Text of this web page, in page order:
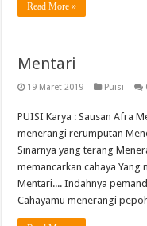
Read More »
Mentari
19 Maret 2019 Puisi
PUISI Karya : Sausan Afra
menerangi rerumputan
Sinarnya yang terang
memancarkan cahaya
Mentari.... Indahnya
Cahayamu menerangi